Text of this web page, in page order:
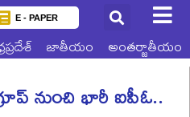
E - PAPER
జాతీయం అంతర్జాతీయం
నుంచి భారీ ఐపీఓ..